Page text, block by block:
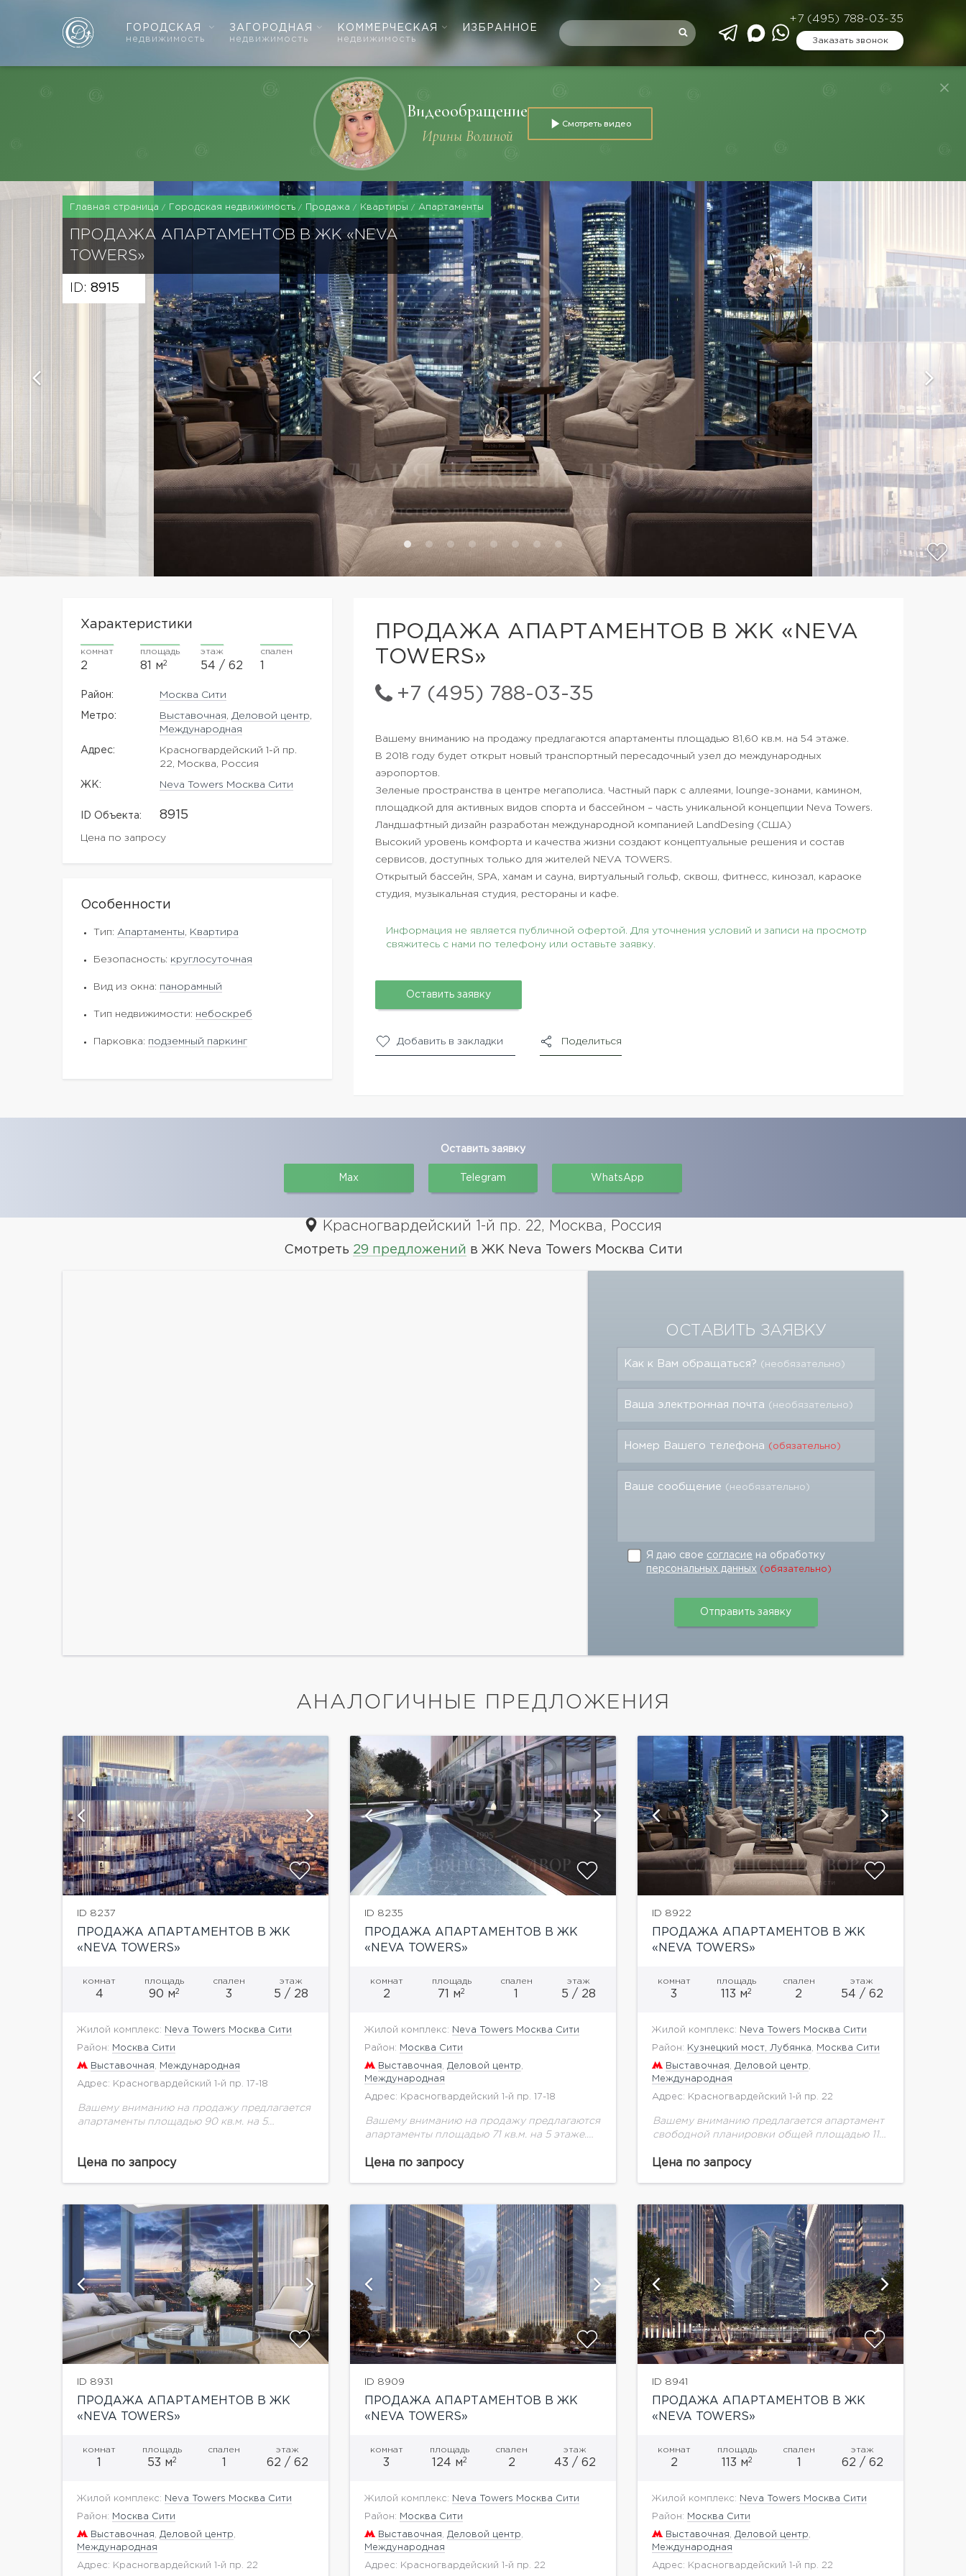
ГОРОДСКАЯ
недвижимость
ЗАГОРОДНАЯ
недвижимость
КОММЕРЧЕСКАЯ
недвижимость
ИЗБРАННОЕ
+7 (495) 788-03-35
Заказать звонок
Видеообращение
Ирины Волиной
Смотреть видео
Главная страница Городская недвижимость Продажа Квартиры Апартаменты
ПРОДАЖА АПАРТАМЕНТОВ В ЖК «NEVA
TOWERS»
ID: 8915
ПРОДАЖА АПАРТАМЕНТОВ В ЖК «NEVA
TOWERS»
+7 (495) 788-03-35
Характеристики
комнат
2
площадь
81 м2
этаж
54 / 62
спален
Район: Москва Сити
Метро: Выставочная Деловой центр
Международная
Адрес:
Красногвардейский 1-й пр.
22, Москва, Россия
ЖK: Neva Towers Москва Сити
ID Объекта: 8915
Цена по запросу
Особенности
Тип: Апартаменты Квартира
Безопасность: круглосуточная
Вид из окна: панорамный
Тип недвижимости: небоскреб
Парковка: подземный паркинг
Вашему вниманию на продажу предлагаются апартаменты площадью 81,60 кв.м. на 54 этаже.
В 2018 году будет открыт новый транспортный пересадочный узел до международных
аэропортов.
Зеленые пространства в центре мегаполиса. Частный парк с аллеями, lounge-зонами, камином,
площадкой для активных видов спорта и бассейном – часть уникальной концепции Neva Towers.
Ландшафтный дизайн разработан международной компанией LandDesing (США)
Высокий уровень комфорта и качества жизни создают концептуальные решения и состав
сервисов, доступных только для жителей NEVA TOWERS.
Открытый бассейн, SPA, хамам и сауна, виртуальный гольф, сквош, фитнесс, кинозал, караоке
студия, музыкальная студия, рестораны и кафе.
Информация не является публичной офертой. Для уточнения условий и записи на просмотр
свяжитесь с нами по телефону или оставьте заявку.
Оставить заявку
Добавить в закладки Поделиться
Оставить заявку
Max Telegram WhatsApp
Красногвардейский 1-й пр. 22, Москва, Россия
Смотреть 29 предложений в ЖК Neva Towers Москва Сити
ОСТАВИТЬ ЗАЯВКУ
Как к Вам обращаться? (необязательно)
Ваша электронная почта (необязательно)
Номер Вашего телефона (обязательно)
Ваше сообщение (необязательно)
Я даю свое согласие на обработку
персональных данных (обязательно)
АНАЛОГИЧНЫЕ ПРЕДЛОЖЕНИЯ
ID 8237
ПРОДАЖА АПАРТАМЕНТОВ В ЖК
«NEVA TOWERS»
комнат
4
площадь
90 м2
спален
3
этаж
5 / 28
Жилой комплекс: Neva Towers Москва Сити
Район: Москва Сити
Выставочная Международная
Адрес: Красногвардейский 1-й пр. 17-18
Вашему вниманию на продажу предлагается
апартаменты площадью 90 кв.м. на 5
Ванная комната 5 кв.м. Вторая спальня 14...
Цена по запросу
ID 8235
ПРОДАЖА АПАРТАМЕНТОВ В ЖК
«NEVA TOWERS»
комнат
2
площадь
71 м2
спален этаж
5 / 28
Жилой комплекс: Neva Towers Москва Сити
Район: Москва Сити
Выставочная Деловой центр
Международная
Адрес: Красногвардейский 1-й пр. 17-18
Вашему вниманию на продажу предлагаются
апартаменты площадью 71 кв.м. на 5 этаже.
гардеробной 16 кв.м. Ванная комната 6 кв.м.
Цена по запросу
показать ещё 5 фотографий
ID 8922
ПРОДАЖА АПАРТАМЕНТОВ В ЖК
«NEVA TOWERS»
комнат
3
площадь
113 м2
спален
2
этаж
54 / 62
Жилой комплекс: Neva Towers Москва Сити
Район: Кузнецкий мост, Лубянка Москва Сити
Выставочная Деловой центр
Международная
Адрес: Красногвардейский 1-й пр. 22
Вашему вниманию предлагается апартамент
свободной планировки общей площадью 113
Москве близ современного района «Москва-
Цена по запросу
ID 8931
ПРОДАЖА АПАРТАМЕНТОВ В ЖК
«NEVA TOWERS»
комнат площадь
53 м2
спален этаж
62 / 62
Жилой комплекс: Neva Towers Москва Сити
Район: Москва Сити
Выставочная Деловой центр
Международная
Адрес: Красногвардейский 1-й пр. 22
показать ещё 6 фотографий
ID 8909
ПРОДАЖА АПАРТАМЕНТОВ В ЖК
«NEVA TOWERS»
комнат
3
площадь
124 м2
спален
2
этаж
43 / 62
Жилой комплекс: Neva Towers Москва Сити
Район: Москва Сити
Выставочная Деловой центр
Международная
Адрес: Красногвардейский 1-й пр. 22
показать ещё 5 фотографий
ID 8941
ПРОДАЖА АПАРТАМЕНТОВ В ЖК
«NEVA TOWERS»
комнат
2
площадь
113 м2
спален этаж
62 / 62
Жилой комплекс: Neva Towers Москва Сити
Район: Москва Сити
Выставочная Деловой центр
Международная
Адрес: Красногвардейский 1-й пр. 22